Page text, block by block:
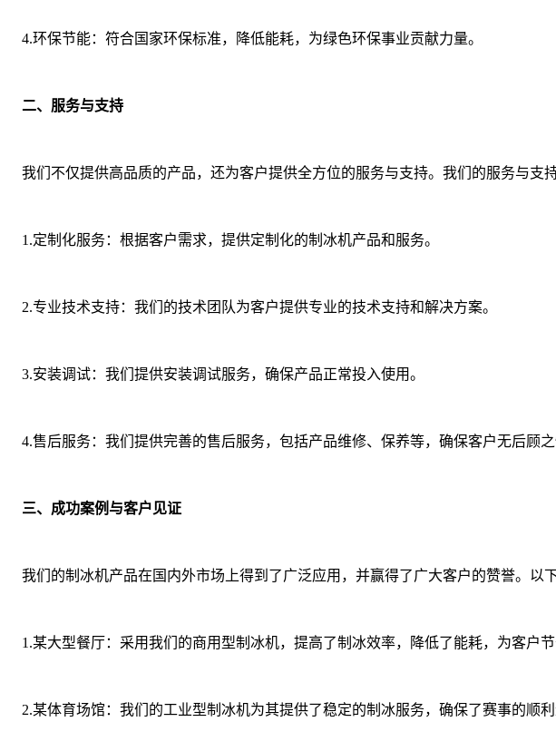
4.环保节能：符合国家环保标准，降低能耗，为绿色环保事业贡献力量。
二、服务与支持
我们不仅提供高品质的产品，还为客户提供全方位的服务与支持。我们的服务与支持
1.定制化服务：根据客户需求，提供定制化的制冰机产品和服务。
2.专业技术支持：我们的技术团队为客户提供专业的技术支持和解决方案。
3.安装调试：我们提供安装调试服务，确保产品正常投入使用。
4.售后服务：我们提供完善的售后服务，包括产品维修、保养等，确保客户无后顾之
三、成功案例与客户见证
我们的制冰机产品在国内外市场上得到了广泛应用，并赢得了广大客户的赞誉。以
1.某大型餐厅：采用我们的商用型制冰机，提高了制冰效率，降低了能耗，为客户节
2.某体育场馆：我们的工业型制冰机为其提供了稳定的制冰服务，确保了赛事的顺利